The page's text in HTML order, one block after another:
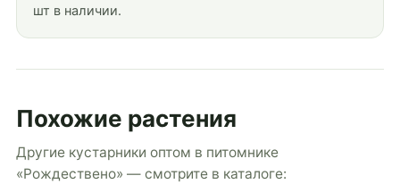
шт в наличии.
Похожие растения
Другие кустарники оптом в питомнике
«Рождествено» — смотрите в каталоге: